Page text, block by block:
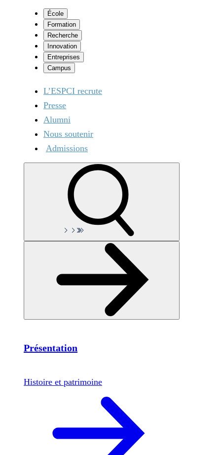
École
Formation
Recherche
Innovation
Entreprises
Campus
L’ESPCI recrute
Presse
Alumni
Nous soutenir
Admissions
Présentation
Histoire et patrimoine